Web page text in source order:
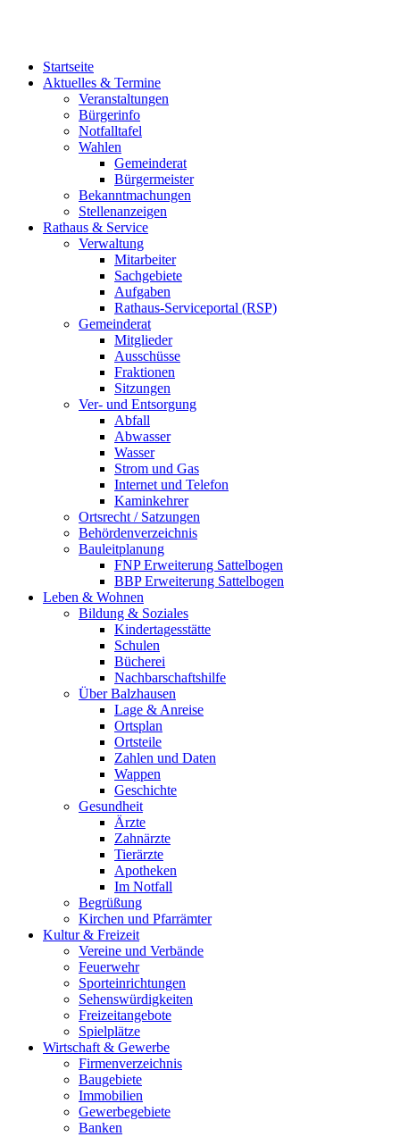
Startseite
Aktuelles & Termine
Veranstaltungen
Bürgerinfo
Notfalltafel
Wahlen
Gemeinderat
Bürgermeister
Bekanntmachungen
Stellenanzeigen
Rathaus & Service
Verwaltung
Mitarbeiter
Sachgebiete
Aufgaben
Rathaus-Serviceportal (RSP)
Gemeinderat
Mitglieder
Ausschüsse
Fraktionen
Sitzungen
Ver- und Entsorgung
Abfall
Abwasser
Wasser
Strom und Gas
Internet und Telefon
Kaminkehrer
Ortsrecht / Satzungen
Behördenverzeichnis
Bauleitplanung
FNP Erweiterung Sattelbogen
BBP Erweiterung Sattelbogen
Leben & Wohnen
Bildung & Soziales
Kindertagesstätte
Schulen
Bücherei
Nachbarschaftshilfe
Über Balzhausen
Lage & Anreise
Ortsplan
Ortsteile
Zahlen und Daten
Wappen
Geschichte
Gesundheit
Ärzte
Zahnärzte
Tierärzte
Apotheken
Im Notfall
Begrüßung
Kirchen und Pfarrämter
Kultur & Freizeit
Vereine und Verbände
Feuerwehr
Sporteinrichtungen
Sehenswürdigkeiten
Freizeitangebote
Spielplätze
Wirtschaft & Gewerbe
Firmenverzeichnis
Baugebiete
Immobilien
Gewerbegebiete
Banken